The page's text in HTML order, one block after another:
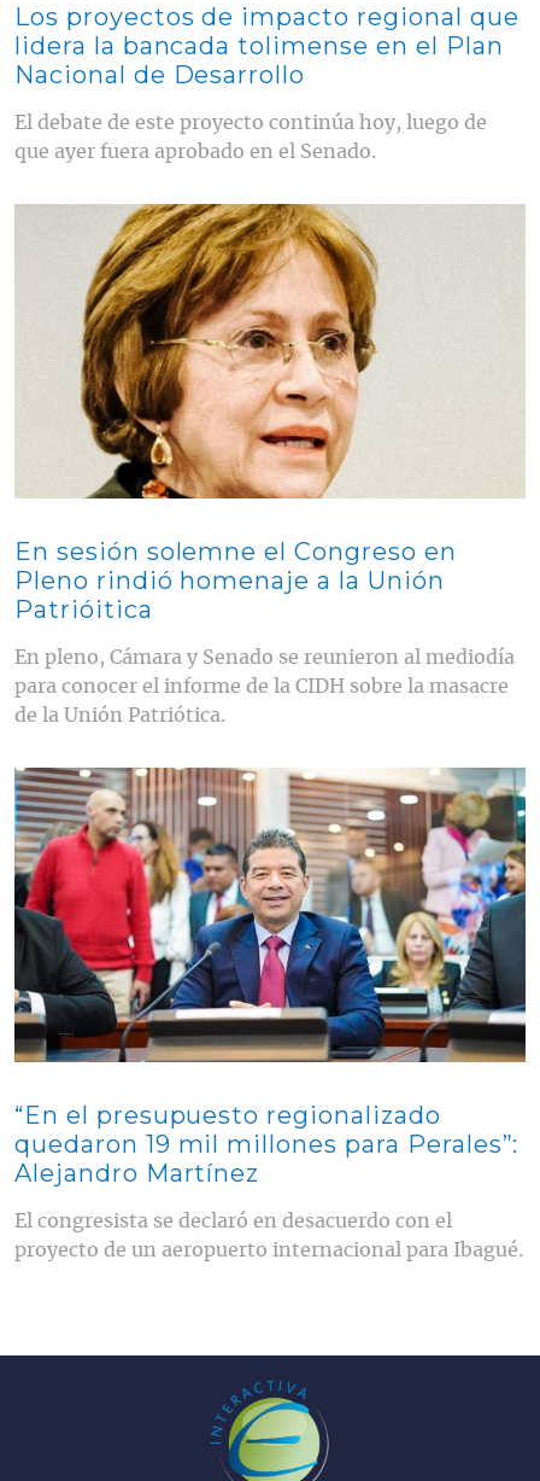
Los proyectos de impacto regional que
lidera la bancada tolimense en el Plan
Nacional de Desarrollo
El debate de este proyecto continúa hoy, luego de
que ayer fuera aprobado en el Senado.
Contenido multimedia principal
En sesión solemne el Congreso en
Pleno rindió homenaje a la Unión
Patrióitica
En pleno, Cámara y Senado se reunieron al mediodía
para conocer el informe de la CIDH sobre la masacre
de la Unión Patriótica.
Contenido multimedia principal
“En el presupuesto regionalizado
quedaron 19 mil millones para Perales”:
Alejandro Martínez
El congresista se declaró en desacuerdo con el
proyecto de un aeropuerto internacional para Ibagué.